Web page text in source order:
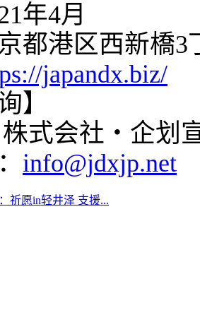
年4月
都港区西新橋3
japandx.biz/
】
株式会社・企划
info@jdxjp.net
祈愿in轻井泽 支援...